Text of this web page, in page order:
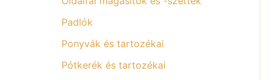
Padlók
Ponyvák és tartozékai
Pótkerék és tartozékai